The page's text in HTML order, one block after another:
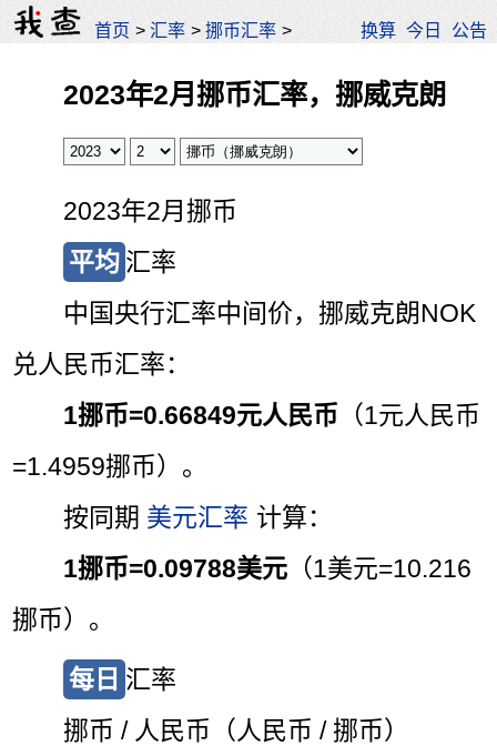
首页 >汇率 >挪币汇率 > 换算 今日 公告
2023年2月挪币汇率，挪威克朗
2023年2月挪币
平均 汇率
中国央行汇率中间价，挪威克朗NOK
兑人民币汇率：
1挪币=0.66849元人民币 （1元人民币
=1.4959挪币）。
按同期 美元汇率 计算：
1挪币=0.09788美元 （1美元=10.216
挪币）。
每日 汇率
挪币 / 人民币（人民币 / 挪币）